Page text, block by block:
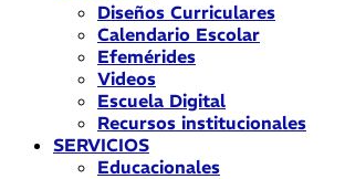
Diseños Curriculares
Calendario Escolar
Efemérides
Videos
Escuela Digital
Recursos institucionales
SERVICIOS
Educacionales